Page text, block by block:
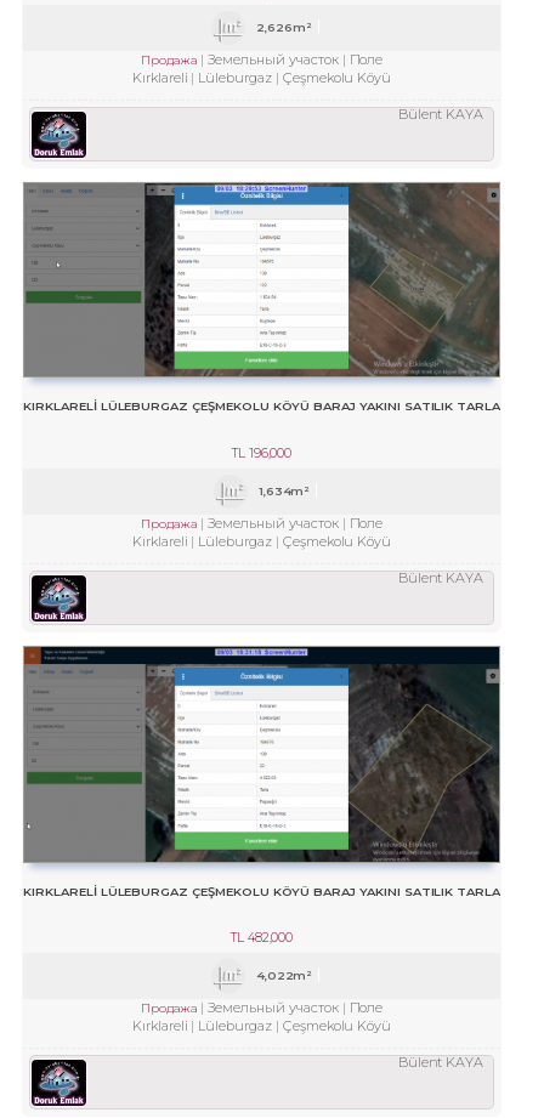
2,626m²
Продажа Земельный участок
Поле
Kırklareli
Lüleburgaz Çeşmekolu Köyü
Bülent KAYA
KIRKLARELİ LÜLEBURGAZ ÇEŞMEKOLU KÖYÜ BARAJ YAKINI SATILIK TARLA
TL196,000
1,634m²
Продажа Земельный участок
Поле
Kırklareli
Lüleburgaz Çeşmekolu Köyü
Bülent KAYA
KIRKLARELİ LÜLEBURGAZ ÇEŞMEKOLU KÖYÜ BARAJ YAKINI SATILIK TARLA
TL482,000
4,022m²
Продажа Земельный участок
Поле
Kırklareli
Lüleburgaz Çeşmekolu Köyü
Bülent KAYA